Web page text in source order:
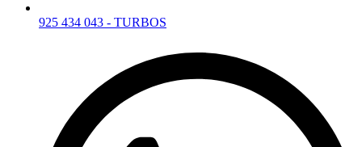
925 434 043 - TURBOS